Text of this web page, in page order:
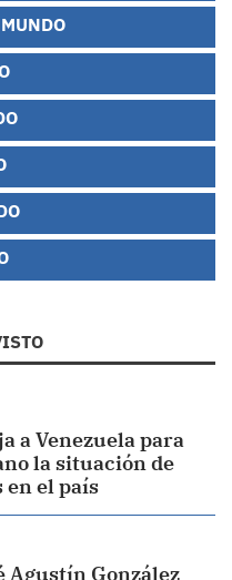
a Venezuela para
la situación de
el país
Agustín González